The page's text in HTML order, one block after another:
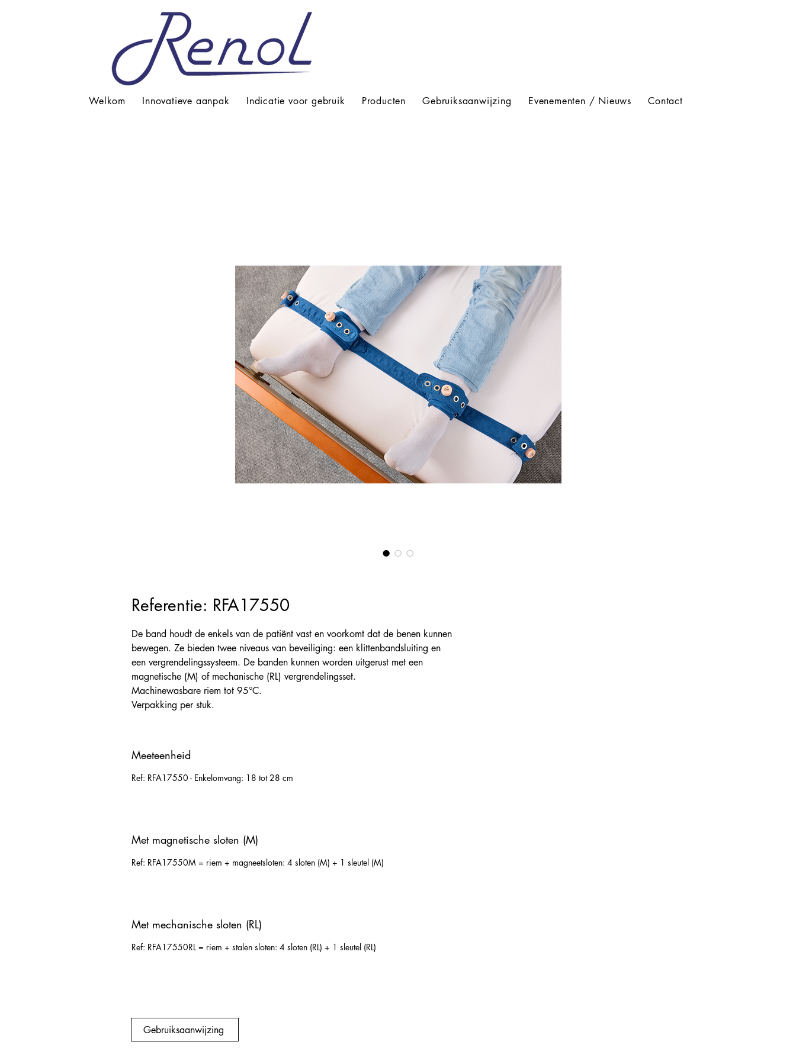
Welkom Innovatieve aanpak Indicatie voor gebruik Producten Gebruiksaanwijzing Evenementen / Nieuws Contact
Referentie: RFA17550
De band houdt de enkels van de patiënt vast en voorkomt dat de benen kunnen
bewegen. Ze bieden twee niveaus van beveiliging: een klittenbandsluiting en
een vergrendelingssysteem. De banden kunnen worden uitgerust met een
magnetische (M) of mechanische (RL) vergrendelingsset.
Machinewasbare riem tot 95°C.
Verpakking per stuk.
Meeteenheid
Ref: RFA17550 - Enkelomvang: 18 tot 28 cm
Met magnetische sloten (M)
Ref: RFA17550M = riem + magneetsloten: 4 sloten (M) + 1 sleutel (M)
Met mechanische sloten (RL)
Ref: RFA17550RL = riem + stalen sloten: 4 sloten (RL) + 1 sleutel (RL)
Gebruiksaanwijzing